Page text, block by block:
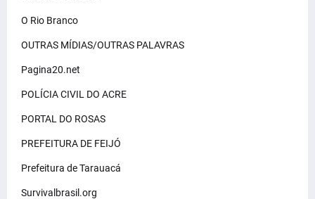
O Rio Branco
OUTRAS MÍDIAS/OUTRAS PALAVRAS
Pagina20.net
POLÍCIA CIVIL DO ACRE
PORTAL DO ROSAS
PREFEITURA DE FEIJÓ
Prefeitura de Tarauacá
Survivalbrasil.org